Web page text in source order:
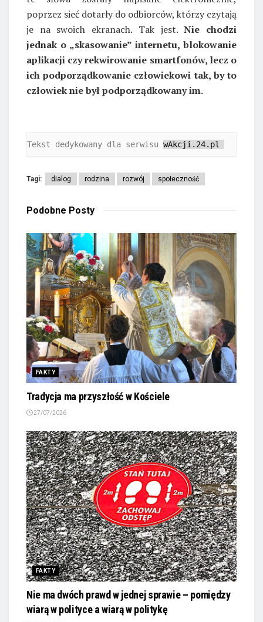
poprzez sieć dotarły do odbiorców, którzy czytają
je na swoich ekranach. Tak jest.Nie chodzi
jednak o „skasowanie” internetu, blokowanie
aplikacji czy rekwirowanie smartfonów, lecz o
ich podporządkowanie człowiekowi tak, by to
człowiek nie był podporządkowany im.
Tekst dedykowany dla serwisu wAkcji.24.pl
Tagi: dialog rodzina rozwój społeczność
Podobne Posty
FAKTY
Tradycja ma przyszłość w Kościele
27/07/2026
FAKTY
Nie ma dwóch prawd w jednej sprawie – pomiędzy
wiarą w polityce a wiarą w politykę